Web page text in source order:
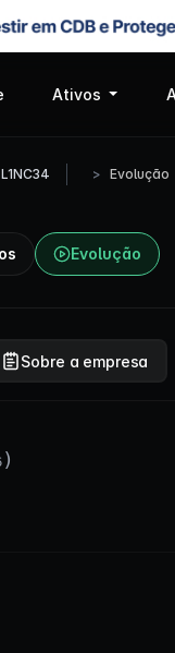
Ativos
L1NC34 Evolução
Evolução
Sobre a empresa